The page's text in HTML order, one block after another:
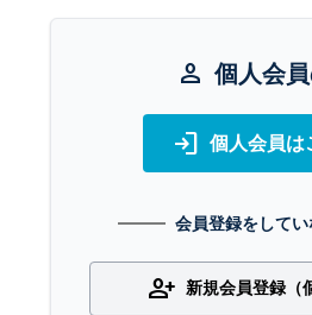
person 個人会
login 個人会員は
会員登録をして
person_add 新規会員登録（